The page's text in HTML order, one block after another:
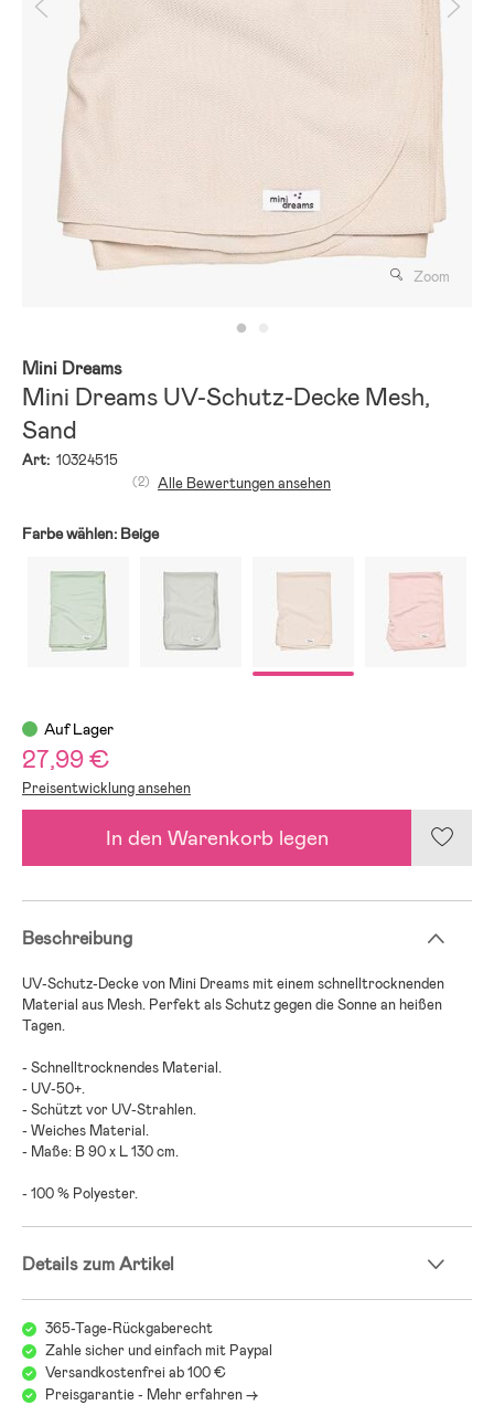
Zoom
Mini Dreams
Mini Dreams UV-Schutz-Decke Mesh,
Sand
Art: 10324515
(2) Alle Bewertungen ansehen
Farbe wählen: Beige
Auf Lager
27,99 €
Preisentwicklung ansehen
In den Warenkorb legen
Beschreibung
UV-Schutz-Decke von Mini Dreams mit einem schnelltrocknenden
Material aus Mesh. Perfekt als Schutz gegen die Sonne an heißen
Tagen.
- Schnelltrocknendes Material.
- UV-50+.
- Schützt vor UV-Strahlen.
- Weiches Material.
- Maße: B 90 x L 130 cm.
- 100 % Polyester.
Details zum Artikel
365-Tage-Rückgaberecht
Zahle sicher und einfach mit Paypal
Versandkostenfrei ab 100 €
Preisgarantie - Mehr erfahren ->